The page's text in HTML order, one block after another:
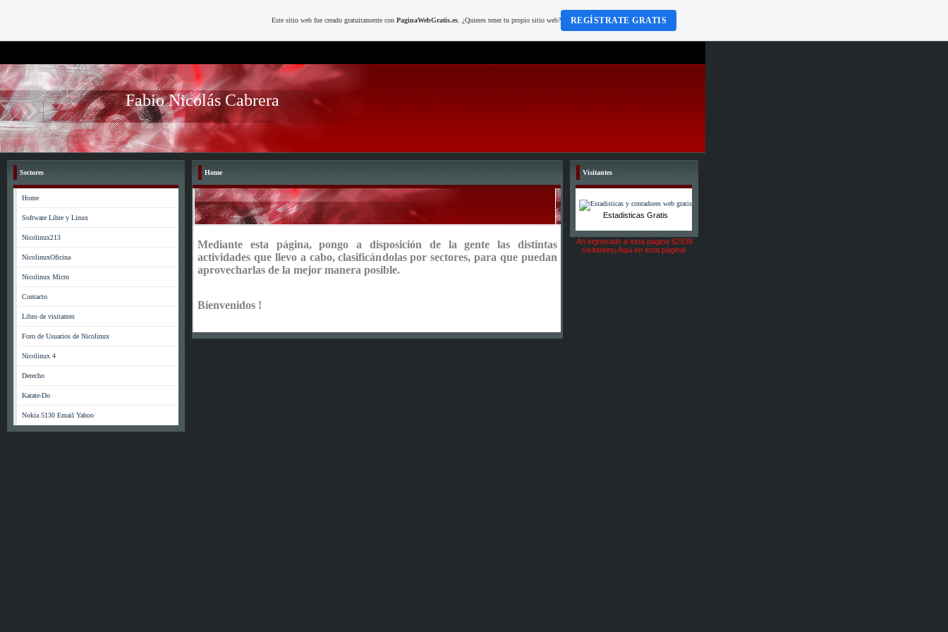
Fabio Nicolás Cabrera
Sectores
Home
Software Libre y Linux
Nicolinux213
NicolinuxOficina
Nicolinux Micro
Contacto
Libro de visitantes
Foro de Usuarios de Nicolinux
Nicolinux 4
Derecho
Karate-Do
Nokia 5130 Email Yahoo
Home
Mediante esta página, pongo a disposición de la gente las distintas
actividades que llevo a cabo, clasificándolas por sectores, para que puedan
aprovecharlas de la mejor manera posible.
Bienvenidos !
Visitantes
Estadisticas Gratis
An ingresado a esta página 62938
visitantes¡Aqui en esta página!
Este sitio web fue creado gratuitamente con PaginaWebGratis.es. ¿Quieres tener tu propio sitio web? REGÍSTRATE GRATIS